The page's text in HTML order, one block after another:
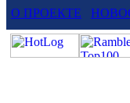
О ПРОЕКТЕ